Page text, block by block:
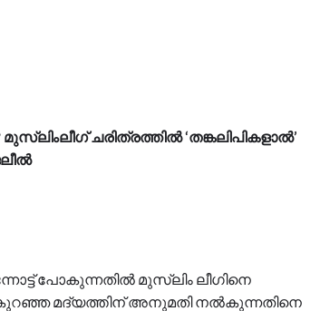
ചരിത്രത്തിൽ ‘തങ്കലിപികളാൽ’
പോകുന്നതില്‍ മുസ്ലിം ലീഗിനെ
കുറഞ്ഞ മദ്യത്തിന് അനുമതി നല്‍കുന്നതിനെ